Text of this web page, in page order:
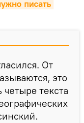
писать
От
это
текста